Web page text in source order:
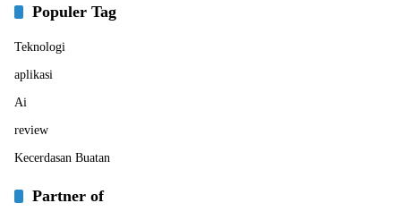
Populer Tag
Teknologi
aplikasi
Ai
review
Kecerdasan Buatan
Partner of